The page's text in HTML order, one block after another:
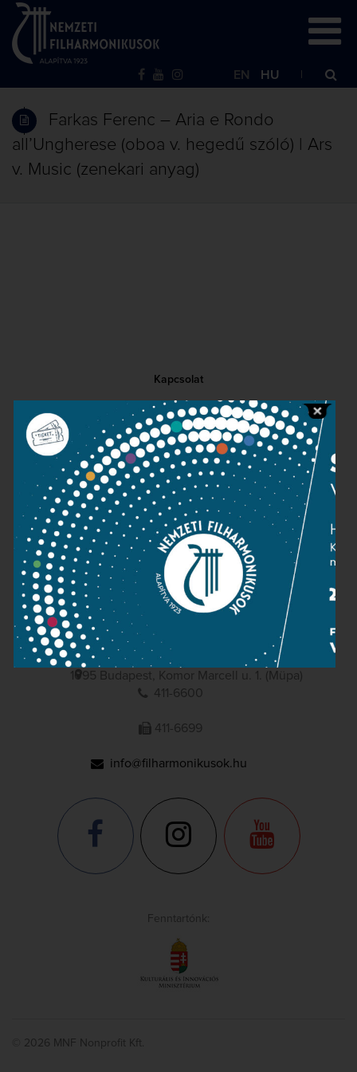
EN HU
Farkas Ferenc – Aria e Rondo
all’Ungherese (oboa v. hegedű szóló) | Ars
v. Music (zenekari anyag)
Kapcsolat
Közérdekű adatok
Sajtószoba
Adatvédelem
Impresszum
NEMZETI
FILHARMONIKUSOK
1095 Budapest, Komor Marcell u. 1. (Müpa)
411-6600
411-6699
info@filharmonikusok.hu
Fenntartónk:
© 2026 MNF Nonprofit Kft.